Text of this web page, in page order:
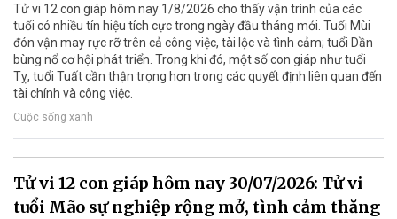
Tử vi 12 con giáp hôm nay 1/8/2026 cho thấy vận trình của các
tuổi có nhiều tín hiệu tích cực trong ngày đầu tháng mới. Tuổi Mùi
đón vận may rực rỡ trên cả công việc, tài lộc và tình cảm; tuổi Dần
bùng nổ cơ hội phát triển. Trong khi đó, một số con giáp như tuổi
Tỵ, tuổi Tuất cần thận trọng hơn trong các quyết định liên quan đến
tài chính và công việc.
Cuộc sống xanh
Tử vi 12 con giáp hôm nay 30/07/2026: Tử vi
tuổi Mão sự nghiệp rộng mở, tình cảm thăng